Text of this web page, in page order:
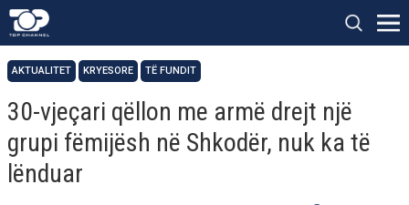
AKTUALITET KRYESORE TË FUNDIT
30-vjeçari qëllon me armë drejt një
grupi fëmijësh në Shkodër, nuk ka të
lënduar